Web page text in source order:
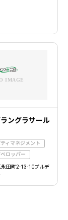
ングラサール
ィマネジメント
ロッパー
田町2-13-10プルデ